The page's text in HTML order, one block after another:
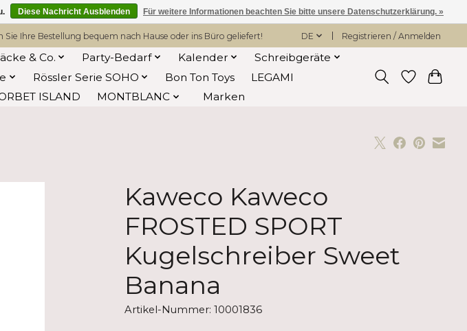
Ihre Bestellung bequem nach Hause oder ins Büro geliefert! DE Registrieren / Anmelden
& Co. Party-Bedarf Kalender
Schreibgeräte
Rössler Serie SOHO Bon Ton Toys
LEGAMI
ISLAND MONTBLANC Marken
Kaweco Kaweco
FROSTED SPORT
Kugelschreiber Sweet
Banana
Artikel-Nummer: 10001836
Diese Nachricht Ausblenden Für weitere Informationen beachten Sie bitte unsere Datenschutzerklärung. »